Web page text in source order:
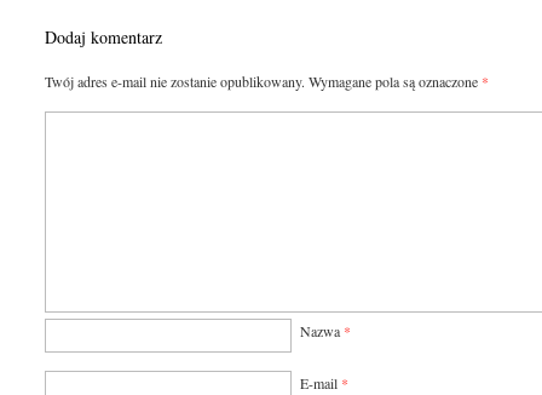
Dodaj komentarz
Twój adres e-mail nie zostanie opublikowany. Wymagane pola są oznaczone *
Nazwa *
E-mail *